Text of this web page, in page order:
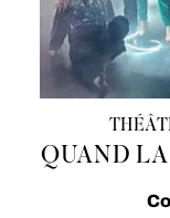
QUAND